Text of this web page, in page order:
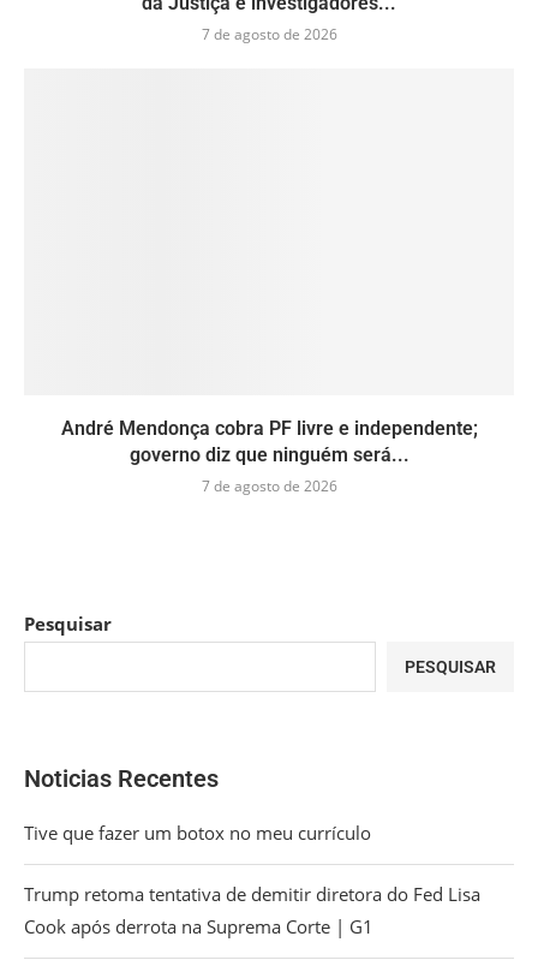
7 de agosto de 2026
André Mendonça cobra PF livre e independente;
governo diz que ninguém será...
7 de agosto de 2026
Pesquisar
PESQUISAR
Noticias Recentes
Tive que fazer um botox no meu currículo
Trump retoma tentativa de demitir diretora do Fed Lisa
Cook após derrota na Suprema Corte | G1